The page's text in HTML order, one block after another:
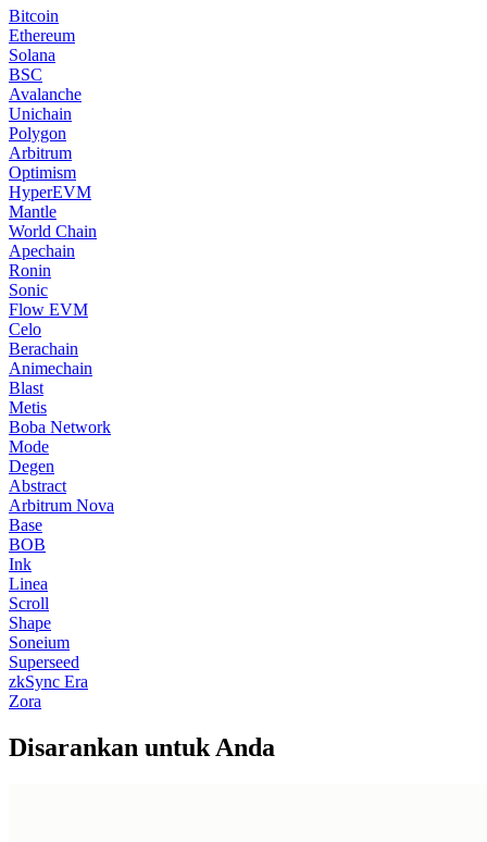
Bitcoin
Ethereum
Solana
BSC
Avalanche
Unichain
Polygon
Arbitrum
Optimism
HyperEVM
Mantle
World Chain
Apechain
Ronin
Sonic
Flow EVM
Celo
Berachain
Animechain
Blast
Metis
Boba Network
Mode
Degen
Abstract
Arbitrum Nova
Base
BOB
Ink
Linea
Scroll
Shape
Soneium
Superseed
zkSync Era
Zora
Disarankan untuk Anda